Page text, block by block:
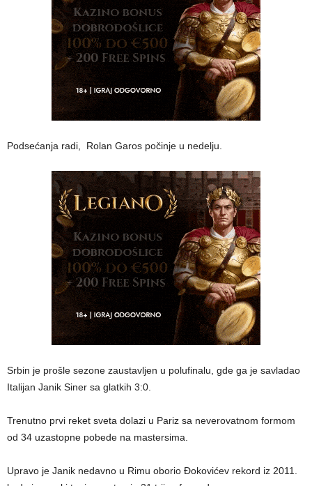
Podsećanja radi, Rolan Garos počinje u nedelju.
Srbin je prošle sezone zaustavljen u polufinalu, gde ga je savladao
Italijan Janik Siner sa glatkih 3:0.
Trenutno prvi reket sveta dolazi u Pariz sa neverovatnom formom
od 34 uzastopne pobede na mastersima.
Upravo je Janik nedavno u Rimu oborio Đokovićev rekord iz 2011.